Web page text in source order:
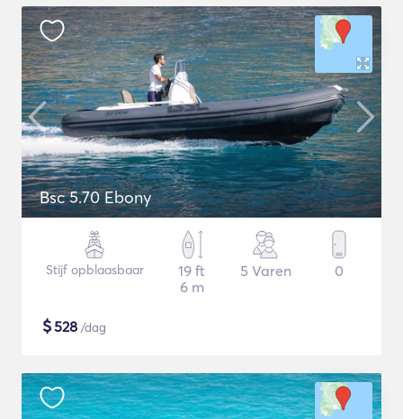
Bsc 5.70 Ebony
Stijf opblaasbaar
19 ft
6 m
5 Varen 0
$528 /dag